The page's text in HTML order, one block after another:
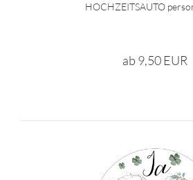
HOCHZEITSAUTO
ab 9,50 EUR